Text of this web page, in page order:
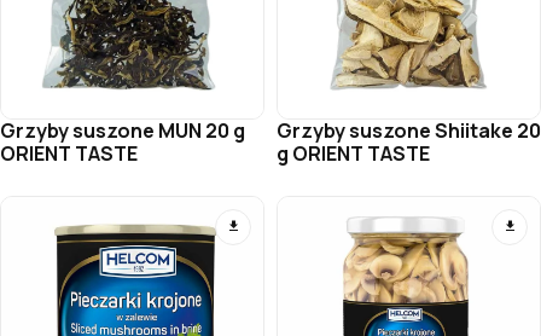
Grzyby suszone MUN 20 g
ORIENT TASTE
Grzyby suszone Shiitake 20
g ORIENT TASTE